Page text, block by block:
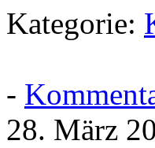
Kategorie:
-
28. März